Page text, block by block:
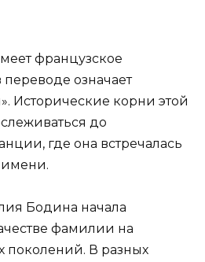
французское
означает
Исторические корни этой
до
где она встречалась
имени.
Бодина начала
фамилии на
поколений. В разных